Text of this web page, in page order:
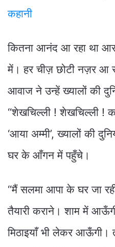
कहानी
कितना आनंद आ रहा था
में। हर चीज़ छोटी नज़र आ
आवाज ने उन्हें ख्यालों की
“शेखचिल्ली ! शेखचिल्ली !
‘आया अम्मी’, ख्यालों की
घर के आँगन में पहुँचे।
“मैं सलमा आपा के घर जा
तैयारी कराने। शाम में
मिठाइयाँ भी लेकर